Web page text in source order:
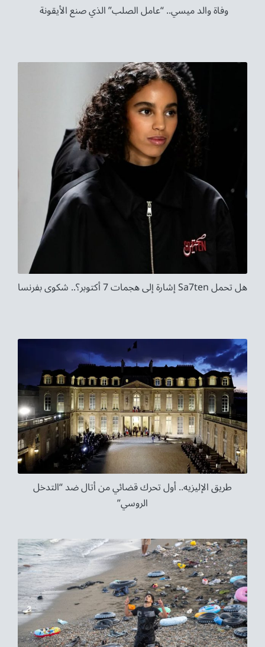
وفاة والد ميسي.. “عامل الصلب” الذي صنع الأيقونة
هل تحمل Sa7ten إشارة إلى هجمات 7 أكتوبر؟.. شكوى بفرنسا
طريق الإليزيه.. أول تحرك قضائي من أتال ضد “التدخل
الروسي”